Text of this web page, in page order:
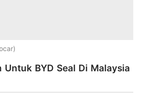
Untuk BYD Seal Di Malaysia